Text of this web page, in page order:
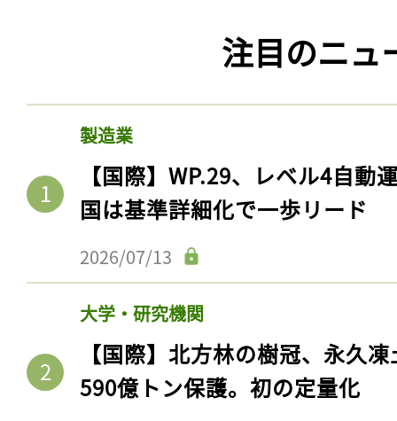
注目のニュ
製造業
【国際】WP.29、レベル4自動
国は基準詳細化で一歩リード
2026/07/13
大学・研究機関
【国際】北方林の樹冠、永久
590億トン保護。初の定量化